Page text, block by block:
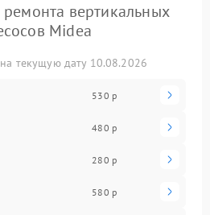
вертикальных
Midea
текущую дату 10.08.2026
530 р
480 р
280 р
580 р